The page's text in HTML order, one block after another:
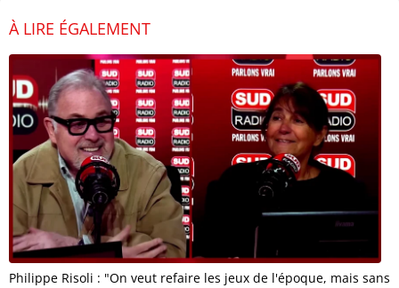
À LIRE ÉGALEMENT
Philippe Risoli : "On veut refaire les jeux de l'époque, mais sans